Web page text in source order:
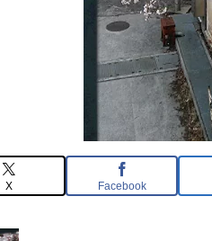
X Facebook